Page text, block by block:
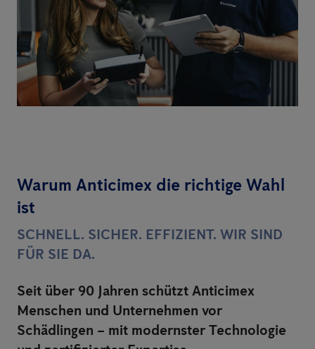
Warum Anticimex die richtige Wahl
ist
SCHNELL. SICHER. EFFIZIENT. WIR SIND
FÜR SIE DA.
Seit über 90 Jahren schützt Anticimex
Menschen und Unternehmen vor
Schädlingen – mit modernster Technologie